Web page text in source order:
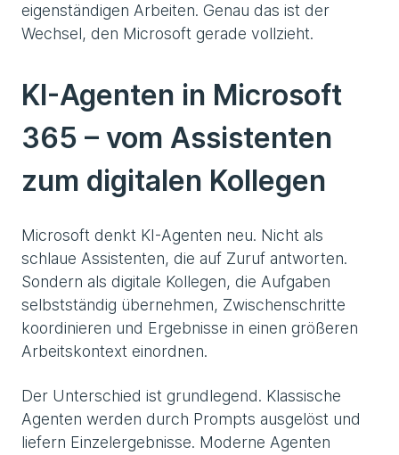
eigenständigen Arbeiten. Genau das ist der
Wechsel, den Microsoft gerade vollzieht.
KI-Agenten in Microsoft
365 – vom Assistenten
zum digitalen Kollegen
Microsoft denkt KI-Agenten neu. Nicht als
schlaue Assistenten, die auf Zuruf antworten.
Sondern als digitale Kollegen, die Aufgaben
selbstständig übernehmen, Zwischenschritte
koordinieren und Ergebnisse in einen größeren
Arbeitskontext einordnen.
Der Unterschied ist grundlegend. Klassische
Agenten werden durch Prompts ausgelöst und
liefern Einzelergebnisse. Moderne Agenten